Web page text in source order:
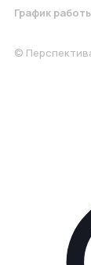
График
©